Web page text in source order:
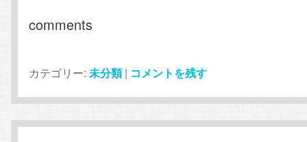
comments
カテゴリー: 未分類 | コメントを残す